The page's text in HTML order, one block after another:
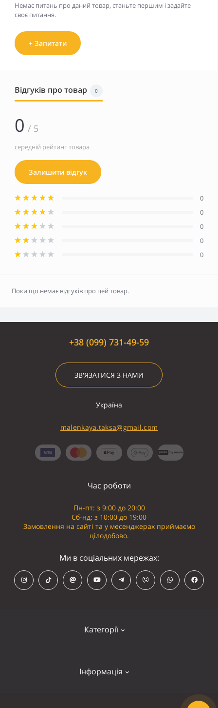
Немає питань про даний товар, станьте першим і задайте
своє питання.
+ Запитати
Відгуків про товар 0
0 / 5
середній рейтинг товара
Залишити відгук
0
0
0
0
0
Поки що немає відгуків про цей товар.
+38 (099) 731-49-59
ЗВ'ЯЗАТИСЯ З НАМИ
Україна
malenkaya.taksa@gmail.com
Категорії
Інформація
Час роботи
Пн-пт: з 9:00 до 20:00
Сб-нд: з 10:00 до 19:00
Замовлення на сайті та у месенджерах приймаємо
цілодобово.
Ми в соціальних мережах: